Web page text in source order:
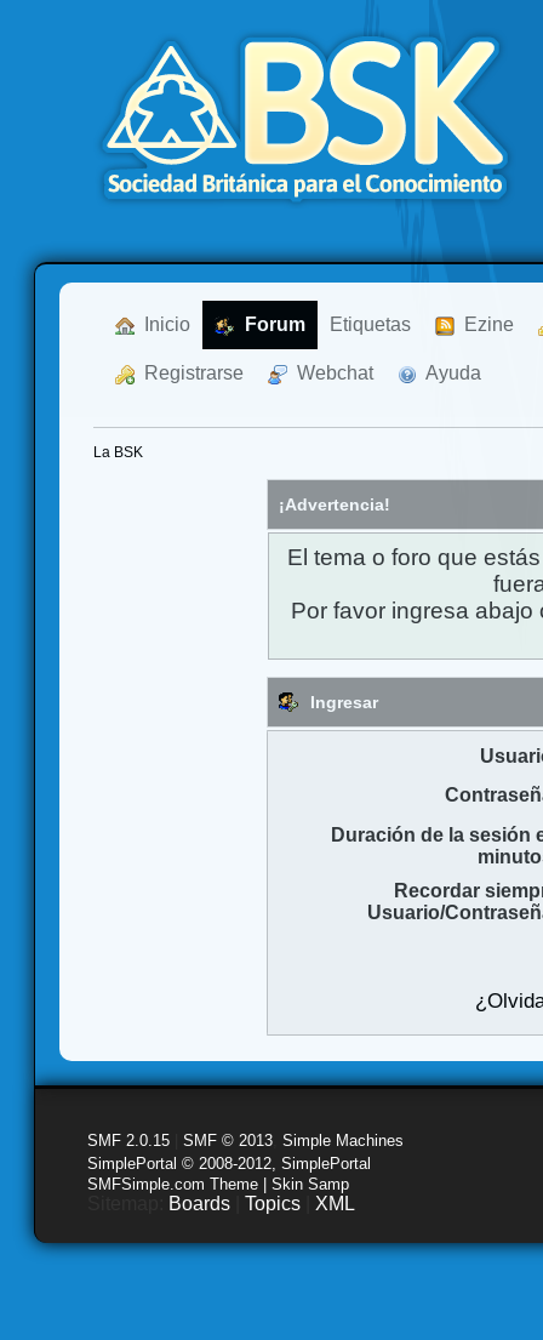
Inicio Forum Etiquetas Ezine
Registrarse Webchat Ayuda
La BSK
¡Advertencia!
El tema o foro que
Por favor ingresa
Ingresar
Duración de la sesión
Recordar
Usuario/
SMF 2.0.15 SMF © 2013 Simple Machines
SimplePortal © 2008-2012, SimplePortal
SMFSimple.com Theme | Skin Samp
Boards Topics XML